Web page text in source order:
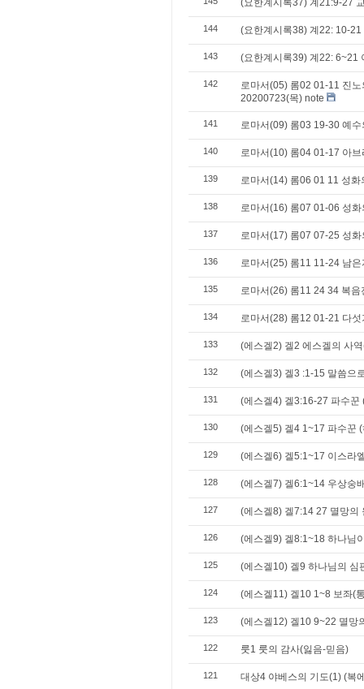
(요한계시록37) 계21:9-27
144 (요한계시록38) 계22: 10-
143 (요한계시록39) 계22: 6~21
142
로마서(05) 롬02 01-11 진
20200723(목) note
141 로마서(09) 롬03 19-30 예
140 로마서(10) 롬04 01-17 아
139 로마서(14) 롬06 01 11 성
138 로마서(16) 롬07 01-06 성
137 로마서(17) 롬07 07-25 성
136 로마서(25) 롬11 11-24 남
135 로마서(26) 롬11 24 34 복
134 로마서(28) 롬12 01-21 다
133 (에스겔2) 겔2 에스겔의 사
132 (에스겔3) 겔3 :1-15 말씀으
131 (에스겔4) 겔3:16-27 파수꾼
130 (에스겔5) 겔4 1~17 파수꾼
129 (에스겔6) 겔5:1~17 이스라
128 (에스겔7) 겔6:1~14 우상숭
127 (에스겔8) 겔7:14 27 멸망의
126 (에스겔9) 겔8:1~18 하나님
125 (에스겔10) 겔9 하나님의 심
124 (에스겔11) 겔10 1~8 보좌(
123 (에스겔12) 겔10 9~22 멸망
122 룻1 룻의 감사(잃음-믿음)
121 대상4 야베스의 기도(1) (복